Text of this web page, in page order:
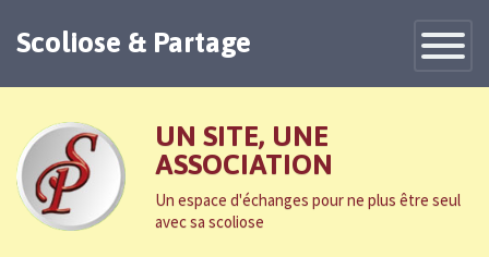
Toggle
Scoliose & Partage
UN SITE, UNE
ASSOCIATION
Un espace d'échanges pour ne plus être seul
avec sa scoliose